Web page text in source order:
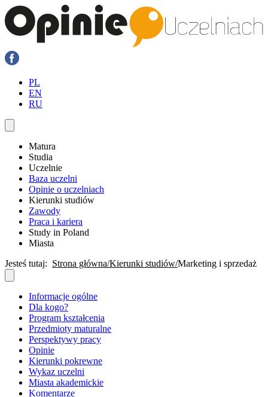
PL
EN
RU
Matura
Studia
Uczelnie
Baza uczelni
Opinie o uczelniach
Kierunki studiów
Zawody
Praca i kariera
Study in Poland
Miasta
Jesteś tutaj: Strona główna Kierunki studiów Marketing i sprzedaż
Informacje ogólne
Dla kogo?
Program kształcenia
Przedmioty maturalne
Perspektywy pracy
Opinie
Kierunki pokrewne
Wykaz uczelni
Miasta akademickie
Komentarze